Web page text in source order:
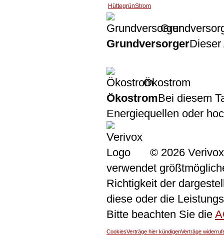
HüttegrünStrom
GrundversorgerDieser
Ökostrom
ÖkostromBei diesem
Energiequellen oder
© 2026
verwendet
Richtigkeit der
diese oder die
Bitte beachten Sie die
CookiesVerträge hier kündigenVerträge